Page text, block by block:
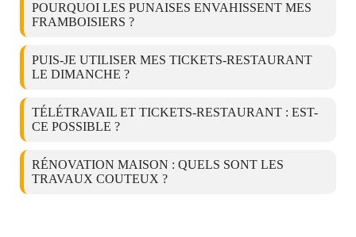
POURQUOI LES PUNAISES ENVAHISSENT MES
FRAMBOISIERS ?
PUIS-JE UTILISER MES TICKETS-RESTAURANT
LE DIMANCHE ?
TÉLÉTRAVAIL ET TICKETS-RESTAURANT : EST-
CE POSSIBLE ?
RÉNOVATION MAISON : QUELS SONT LES
TRAVAUX COUTEUX ?